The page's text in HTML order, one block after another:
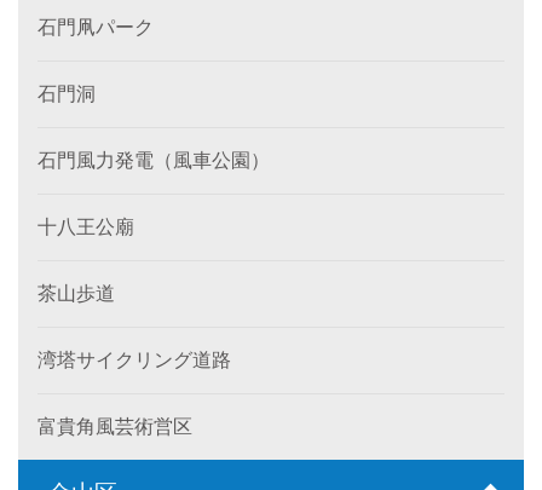
石門凧パーク
石門洞
石門風力発電（風車公園）
十八王公廟
茶山歩道
湾塔サイクリング道路
富貴角風芸術営区